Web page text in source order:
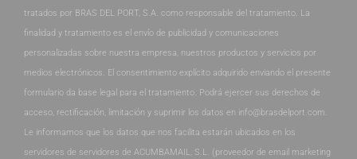
tratados por BRAS DEL PORT, S.A. como responsable del tratamiento. La
finalidad y tratamiento es el envío de publicidad y comunicaciones
personalizadas sobre nuestra empresa, nuestros productos y servicios por
medios electrónicos. El consentimiento explícito adquirido enviando el presente
formulario da base legal para el tratamiento. Podrá ejercer sus derechos de
acceso, rectificación, limitación y suprimir los datos en info@brasdelport.com.
Le informamos que los datos que nos facilita estarán ubicados en los
servidores de servidores de ACUMBAMAIL, S.L. (proveedor de email marketing